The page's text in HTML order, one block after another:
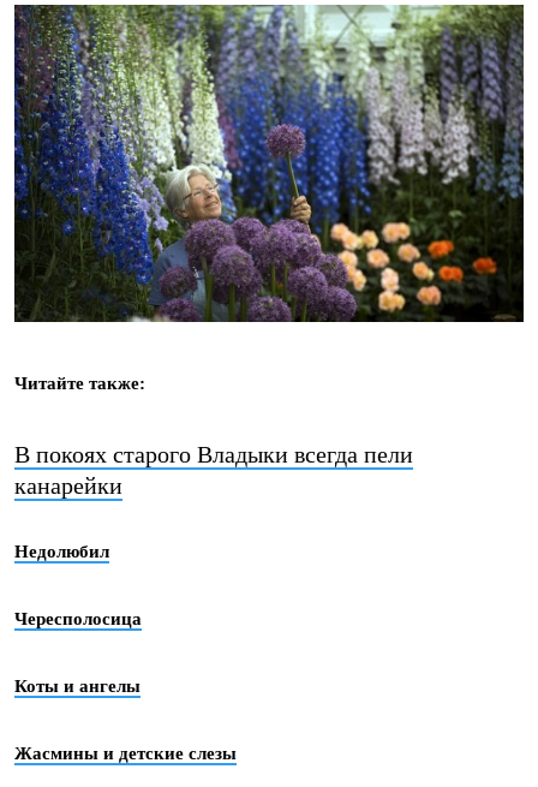
Читайте также:
В покоях старого Владыки всегда пели
канарейки
Недолюбил
Чересполосица
Коты и ангелы
Жасмины и детские слезы